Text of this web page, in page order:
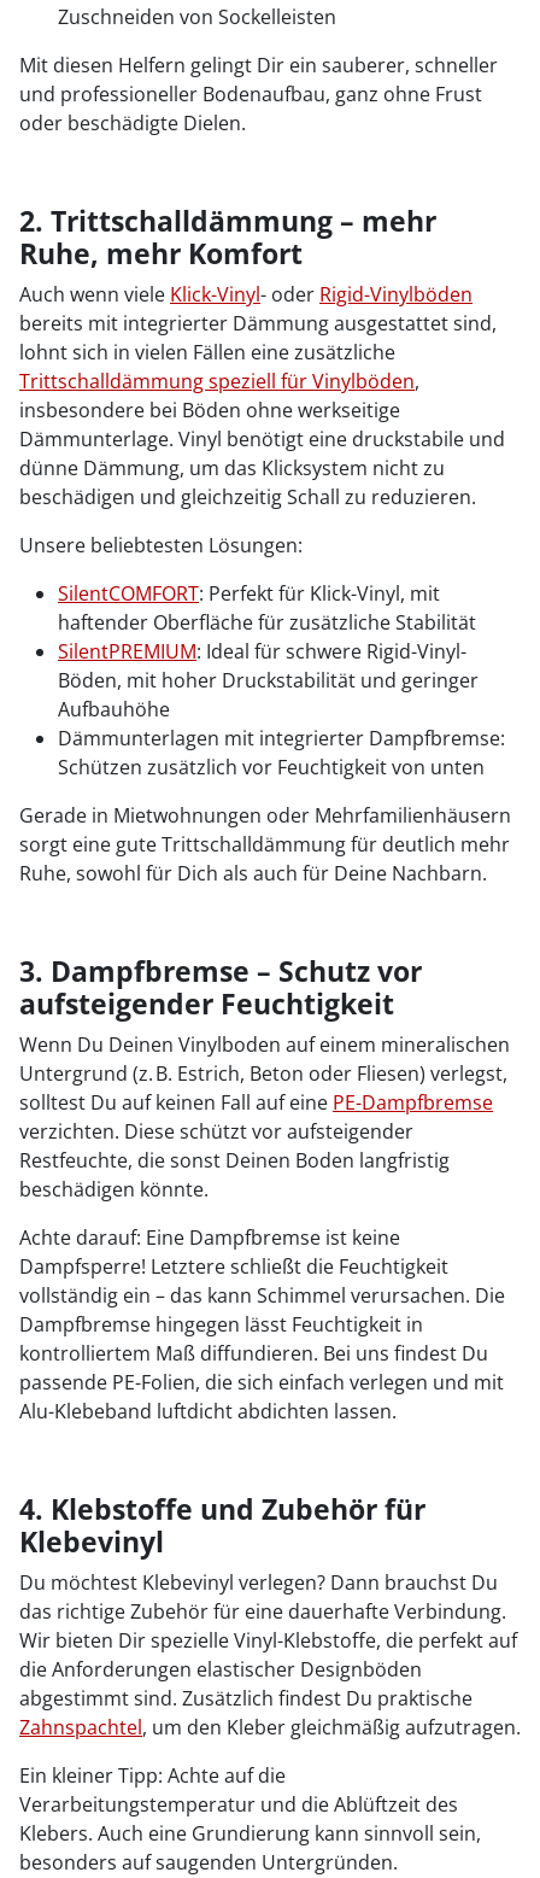
Zuschneiden von Sockelleisten
Mit diesen Helfern gelingt Dir ein sauberer, schneller
und professioneller Bodenaufbau, ganz ohne Frust
oder beschädigte Dielen.
2. Trittschalldämmung – mehr
Ruhe, mehr Komfort
Auch wenn viele Klick-Vinyl- oder Rigid-Vinylböden
bereits mit integrierter Dämmung ausgestattet sind,
lohnt sich in vielen Fällen eine zusätzliche
Trittschalldämmung speziell für Vinylböden,
insbesondere bei Böden ohne werkseitige
Dämmunterlage. Vinyl benötigt eine druckstabile und
dünne Dämmung, um das Klicksystem nicht zu
beschädigen und gleichzeitig Schall zu reduzieren.
Unsere beliebtesten Lösungen:
SilentCOMFORT: Perfekt für Klick-Vinyl, mit
haftender Oberfläche für zusätzliche Stabilität
SilentPREMIUM: Ideal für schwere Rigid-Vinyl-
Böden, mit hoher Druckstabilität und geringer
Aufbauhöhe
Dämmunterlagen mit integrierter Dampfbremse:
Schützen zusätzlich vor Feuchtigkeit von unten
Gerade in Mietwohnungen oder Mehrfamilienhäusern
sorgt eine gute Trittschalldämmung für deutlich mehr
Ruhe, sowohl für Dich als auch für Deine Nachbarn.
3. Dampfbremse – Schutz vor
aufsteigender Feuchtigkeit
Wenn Du Deinen Vinylboden auf einem mineralischen
Untergrund (z. B. Estrich, Beton oder Fliesen) verlegst,
solltest Du auf keinen Fall auf eine PE-Dampfbremse
verzichten. Diese schützt vor aufsteigender
Restfeuchte, die sonst Deinen Boden langfristig
beschädigen könnte.
Achte darauf: Eine Dampfbremse ist keine
Dampfsperre! Letztere schließt die Feuchtigkeit
vollständig ein – das kann Schimmel verursachen. Die
Dampfbremse hingegen lässt Feuchtigkeit in
kontrolliertem Maß diffundieren. Bei uns findest Du
passende PE-Folien, die sich einfach verlegen und mit
Alu-Klebeband luftdicht abdichten lassen.
4. Klebstoffe und Zubehör für
Klebevinyl
Du möchtest Klebevinyl verlegen? Dann brauchst Du
das richtige Zubehör für eine dauerhafte Verbindung.
Wir bieten Dir spezielle Vinyl-Klebstoffe, die perfekt auf
die Anforderungen elastischer Designböden
abgestimmt sind. Zusätzlich findest Du praktische
Zahnspachtel, um den Kleber gleichmäßig aufzutragen.
Ein kleiner Tipp: Achte auf die
Verarbeitungstemperatur und die Ablüftzeit des
Klebers. Auch eine Grundierung kann sinnvoll sein,
besonders auf saugenden Untergründen.